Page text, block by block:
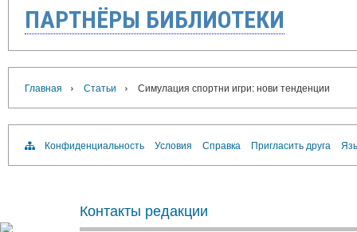
ПАРТНЁРЫ БИБЛИОТЕКИ
Главная › Статьи › Симулация спортни игри: нови тенденции
Конфиденциальность Условия Справка Пригласить друга
Контакты редакции